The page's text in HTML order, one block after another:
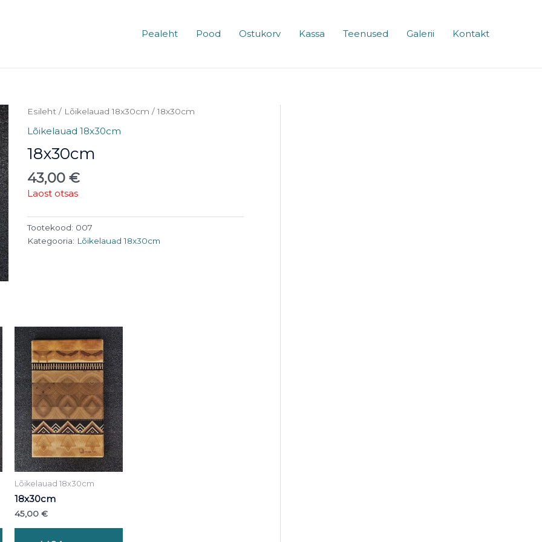
Pealeht Pood Ostukorv Kassa Teenused Galerii Kontakt
Esileht / Lõikelauad 18x30cm / 18x30cm
Lõikelauad 18x30cm
18x30cm
43,00 €
Laost otsas
Tootekood: 007
Kategooria: Lõikelauad 18x30cm
Lõikelauad 18x30cm
18x30cm
45,00 €